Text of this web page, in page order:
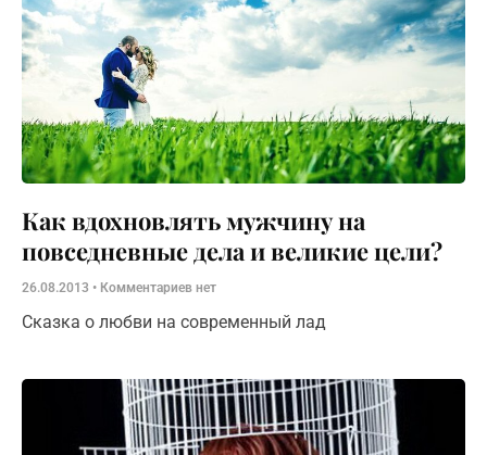
Как вдохновлять мужчину на
повседневные дела и великие цели?
26.08.2013 Комментариев нет
Сказка о любви на современный лад